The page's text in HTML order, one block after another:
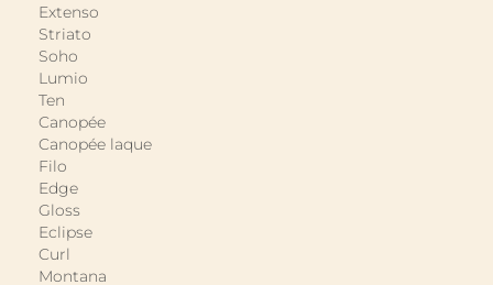
Extenso
Striato
Soho
Lumio
Ten
Canopée
Canopée laque
Filo
Edge
Gloss
Eclipse
Curl
Montana